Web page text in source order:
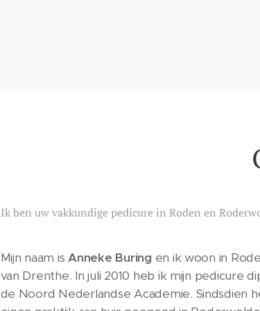
Ik ben uw vakkundige pedicure in Roden en
Mijn naam isAnneke Buring en ik woon in
van Drenthe. In juli 2010 heb ik mijn pedicure
de Noord Nederlandse Academie. Sindsdien